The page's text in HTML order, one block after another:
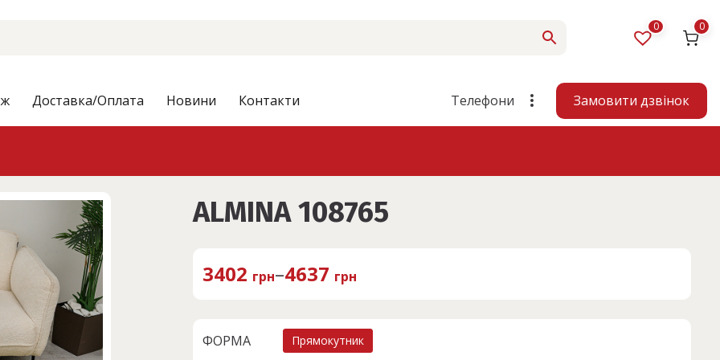
0 0
Доставка/Оплата Новини Контакти Телефони Замовити дзвінок
ALMINA 108765
3402 грн–4637 грн
ФОРМА Прямокутник